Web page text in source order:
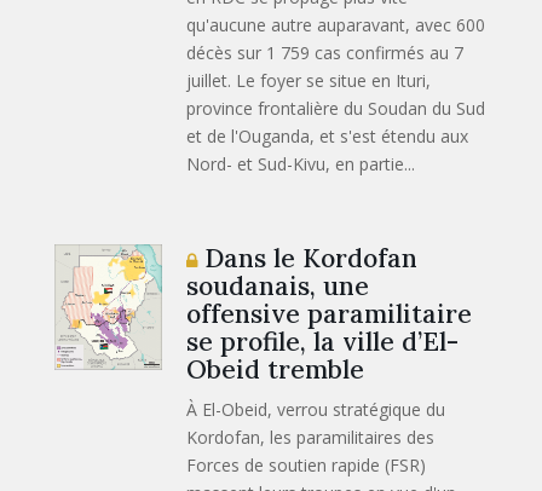
qu'aucune autre auparavant, avec 600
décès sur 1 759 cas confirmés au 7
juillet. Le foyer se situe en Ituri,
province frontalière du Soudan du Sud
et de l'Ouganda, et s'est étendu aux
Nord- et Sud-Kivu, en partie...
Dans le Kordofan
soudanais, une
offensive paramilitaire
se profile, la ville d’El-
Obeid tremble
À El-Obeid, verrou stratégique du
Kordofan, les paramilitaires des
Forces de soutien rapide (FSR)